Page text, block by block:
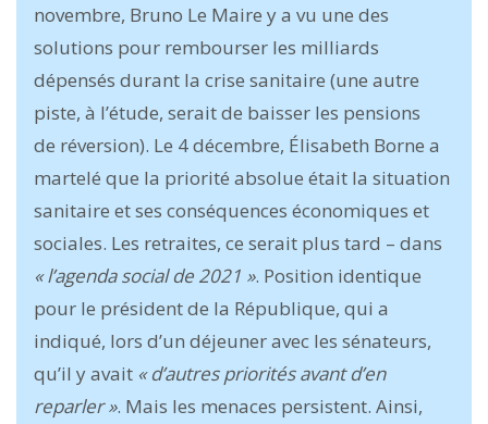
novembre, Bruno Le Maire y a vu une des
solutions pour rembourser les milliards
dépensés durant la crise sanitaire (une autre
piste, à l’étude, serait de baisser les pensions
de réversion). Le 4 décembre, Élisabeth Borne a
martelé que la priorité absolue était la situation
sanitaire et ses conséquences économiques et
sociales. Les retraites, ce serait plus tard – dans
« l’agenda social de 2021 ». Position identique
pour le président de la République, qui a
indiqué, lors d’un déjeuner avec les sénateurs,
qu’il y avait « d’autres priorités avant d’en
reparler ». Mais les menaces persistent. Ainsi,